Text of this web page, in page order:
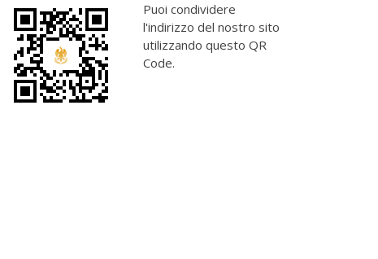
Puoi condividere
l'indirizzo del nostro sito
utilizzando questo QR
Code.